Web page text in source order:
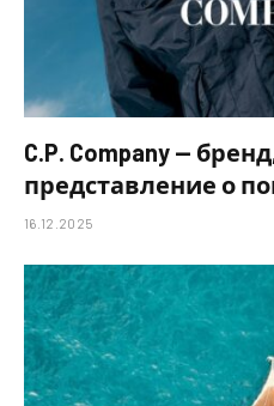
C.P. Company —
представление о
16.12.2025